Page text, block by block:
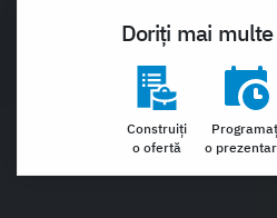
Doriți mai
Construiți
o ofertă
o